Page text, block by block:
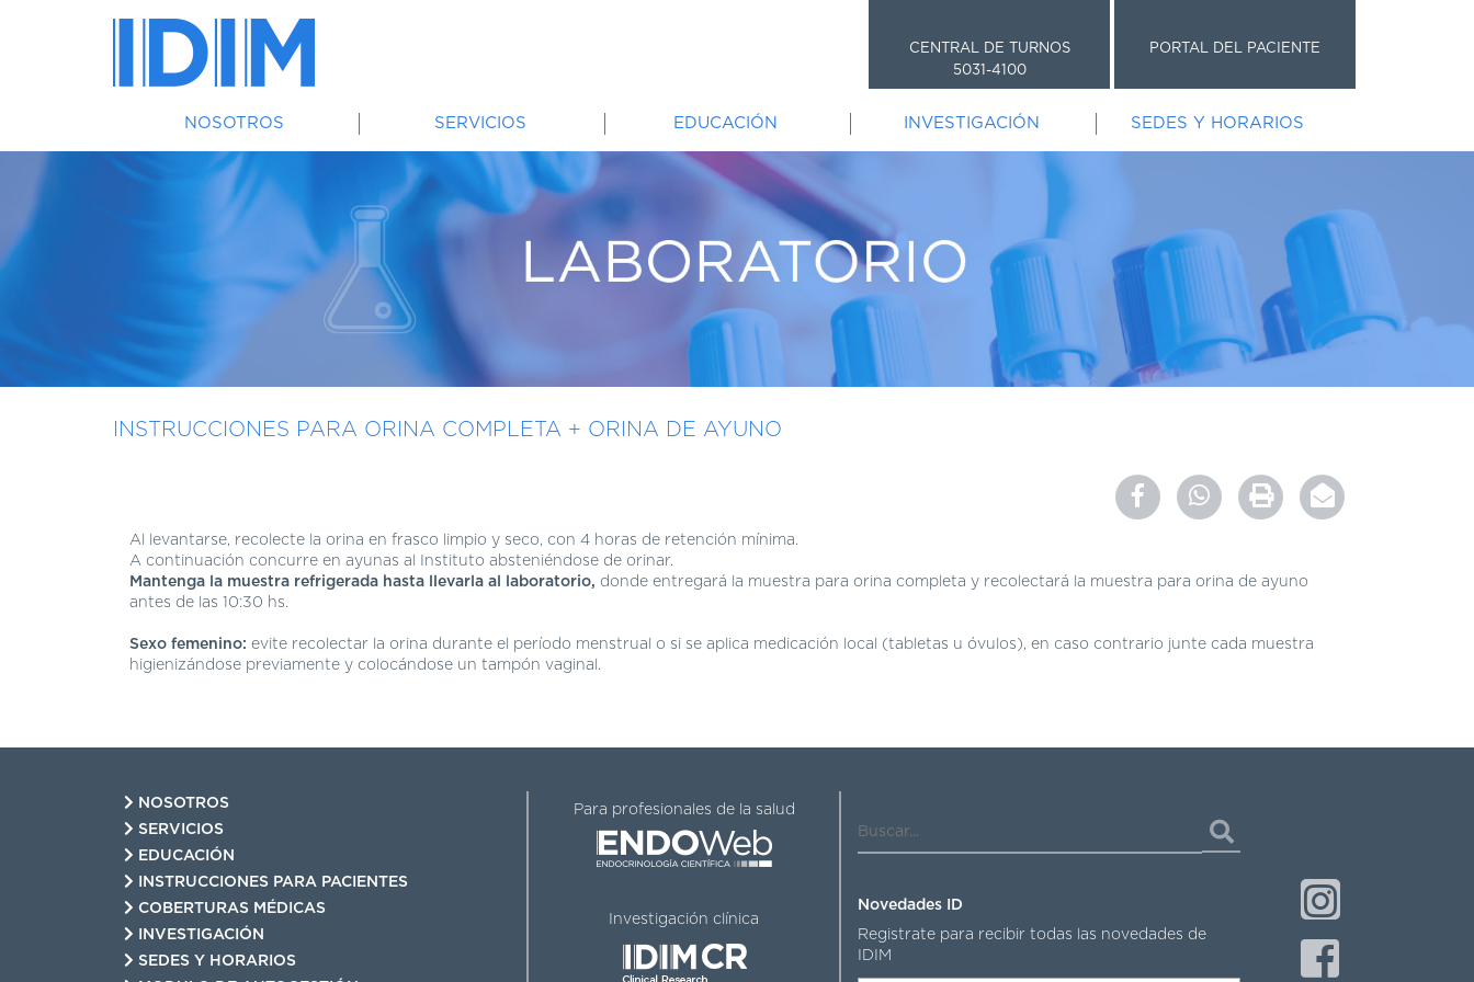
CENTRAL DE TURNOS
5031-4100
PORTAL DEL PACIENTE
NOSOTROS SERVICIOS EDUCACIÓN INVESTIGACIÓN SEDES Y HORARIOS
INSTRUCCIONES PARA ORINA COMPLETA + ORINA DE AYUNO
Al levantarse, recolecte la orina en frasco limpio y seco, con 4 horas de retención mínima.
A continuación concurre en ayunas al Instituto absteniéndose de orinar.
Mantenga la muestra refrigerada hasta llevarla al laboratorio, donde entregará la muestra para orina completa y recolectará la muestra para orina de ayuno
antes de las 10:30 hs.
Sexo femenino: evite recolectar la orina durante el período menstrual o si se aplica medicación local (tabletas u óvulos), en caso contrario junte cada muestra
higienizándose previamente y colocándose un tampón vaginal.
NOSOTROS
SERVICIOS
EDUCACIÓN
INSTRUCCIONES PARA PACIENTES
COBERTURAS MÉDICAS
INVESTIGACIÓN
SEDES Y HORARIOS
Para profesionales de la salud
Investigación clínica
Novedades ID
Registrate para recibir todas las novedades de
IDIM